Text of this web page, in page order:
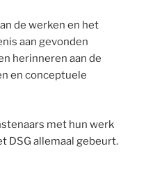
de werken en het
aan gevonden
herinneren aan de
en conceptuele
met hun werk
DSG allemaal gebeurt.